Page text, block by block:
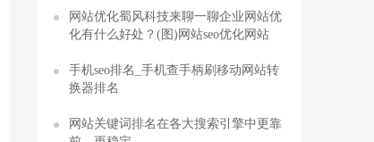
网站优化蜀风科技来聊一聊企业网站优
化有什么好处？(图)网站seo优化网站
手机seo排名_手机查手柄刷移动网站转
换器排名
网站关键词排名在各大搜索引擎中更靠